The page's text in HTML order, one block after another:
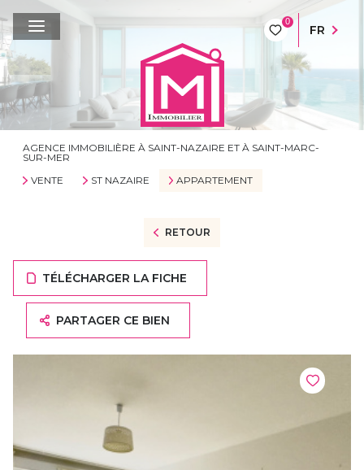
0
FR
AGENCE IMMOBILIÈRE À SAINT-NAZAIRE ET À SAINT-MARC-
SUR-MER
VENTE
ST NAZAIRE APPARTEMENT
RETOUR
TÉLÉCHARGER LA FICHE
PARTAGER CE BIEN